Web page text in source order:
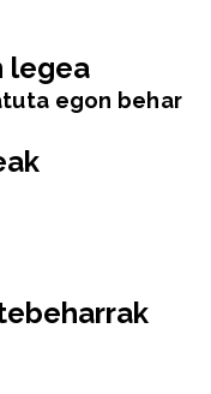
legea
egon behar